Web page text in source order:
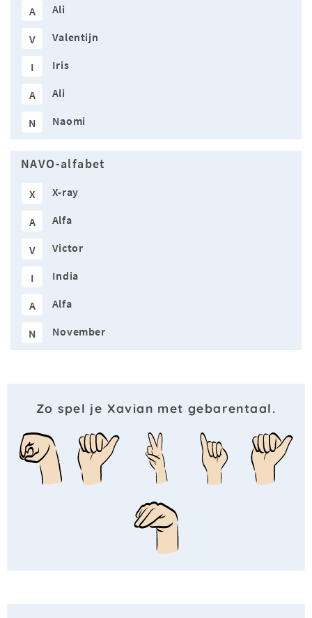
A Ali
V Valentijn
I Iris
A Ali
N Naomi
NAVO-alfabet
X X-ray
A Alfa
V Victor
I India
A Alfa
N November
Zo spel je Xavian met gebarentaal.